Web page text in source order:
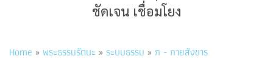
ชัดเจน เชื่อมโยง
Breadcrumb
Home พระธรรมรัตนะ ระบบธรรม ก - กายสังขาร